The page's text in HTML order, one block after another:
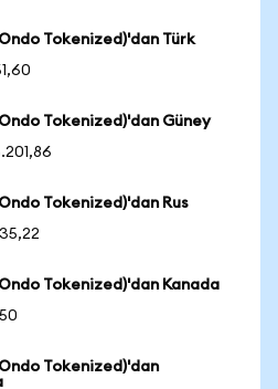
Tokenized)'dan Türk
Tokenized)'dan Güney
Tokenized)'dan Rus
Tokenized)'dan Kanada
Tokenized)'dan